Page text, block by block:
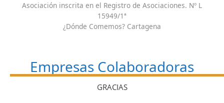
Asociación inscrita en el Registro de Asociaciones. Nº L
15949/1ª
¿Dónde Comemos? Cartagena
Empresas Colaboradoras
GRACIAS